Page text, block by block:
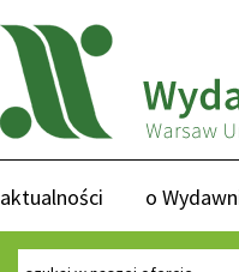
aktualności o